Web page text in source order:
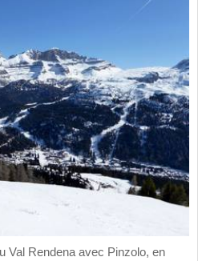
Val Rendena avec Pinzolo, en